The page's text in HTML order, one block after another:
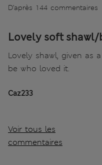
D’après 144 commentaires
Lovely soft
Lovely shawl, given as
be who loved it.
Caz233
Voir tous les
commentaires